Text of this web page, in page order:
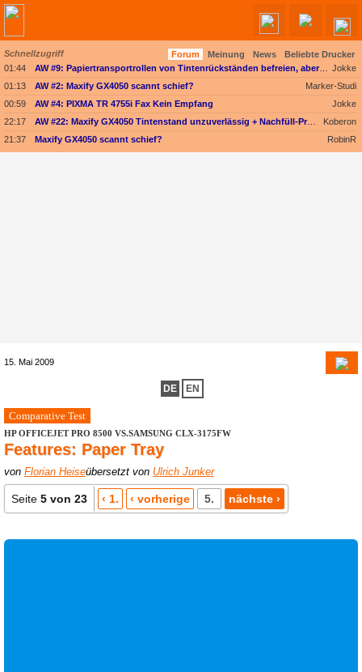
Schnellzugriff Forum Meinung News
Beliebte Drucker
01:44
AW #9: Papiertransportrollen von Tintenrückständen befreien, aber womit?
Jokke
01:13
AW #2: Maxify GX4050 scannt schief?
Marker-Studi
00:59
AW #4: PIXMA TR 4755i Fax Kein Empfang
Jokke
22:17
AW #22: Maxify GX4050 Tintenstand unzuverlässig + Nachfüll-Problem - Druckkopf in Gefahr
Koberon
21:37
Maxify GX4050 scannt schief? RobinR
15. Mai 2009
DE EN
Comparative Test
HP OFFICEJET PRO 8500 VS.SAMSUNG CLX-3175FW
Features: Paper Tray
von Florian Heiseübersetzt von Ulrich Junker
Seite 5 von 23 ‹ 1. ‹ vorherige 5. nächste ›
Angebote werden geladen...